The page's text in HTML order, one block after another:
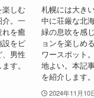
しむ
。一
を癒
設をピ
男性
す。
札幌には大き
中に荘厳な北
緑の息吹を感
ョンを楽しめ
ワースポット
地よい。本記
を紹介します
2024年11月10